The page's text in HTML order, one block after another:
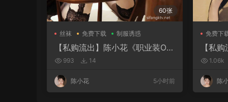
60张
丝袜 免费下载 制服诱惑
【私购流出】陈小花《职业装O
L》（1941）
993 14
陈小花 5小时前
免费下
【私
出》
1.06k
陈